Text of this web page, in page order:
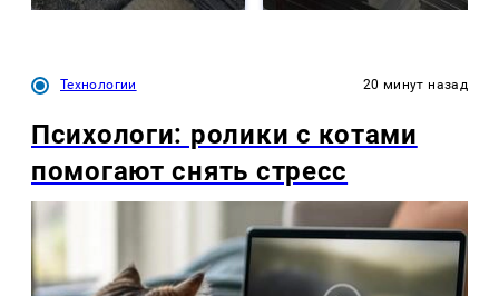
Технологии 20 минут назад
Психологи: ролики с котами
помогают снять стресс